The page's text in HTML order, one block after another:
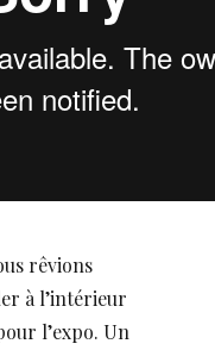
rêvions
à l’intérieur
l’expo. Un